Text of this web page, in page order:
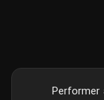
Performer